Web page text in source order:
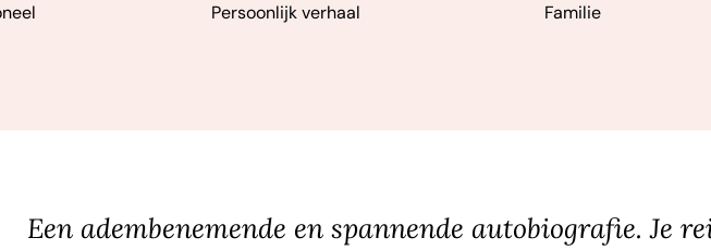
Persoonlijk verhaal Familie
Een adembenemende en spannende autobiografie. Je